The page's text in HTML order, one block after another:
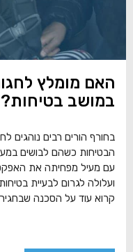
האם מומלץ
במושב בטיחות?
בחורף הורים רבים נוהגים
הבטיחות כשהם לבושים
עם מעיל מפחיתה את
ועלולה לגרום לבעיית
קרוא עוד על הסכנה